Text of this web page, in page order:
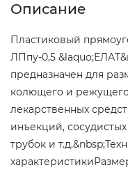
Описание
Пластиковый
ЛПпу-0,5
предназначен для
колющего и режущего
лекарственных
инъекций,
трубок и